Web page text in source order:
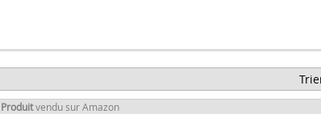
Produitvendu sur Amazon